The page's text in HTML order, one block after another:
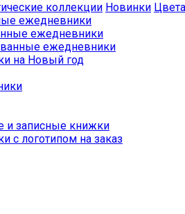
коллекции Новинки Цвета
ежедневники
ежедневники
ежедневники
на Новый год
и записные книжки
с логотипом на заказ